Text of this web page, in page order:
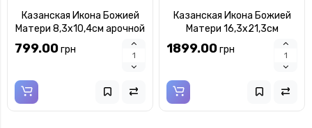
Казанская Икона Божией
Матери 8,3х10,4см арочной
формы без рамки на дереве
799.00грн
Казанская Икона Божией
Матери 16,3х21,3см
арочной формы без рамки
на дереве
1899.00грн